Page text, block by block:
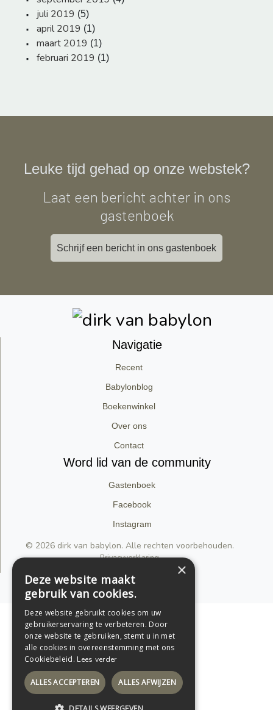
juli 2019 (5)
april 2019 (1)
maart 2019 (1)
februari 2019 (1)
Leuke tijd gehad op onze webstek?
Laat een bericht achter in ons
gastenboek
Schrijf een bericht in ons gastenboek
Navigatie
Recent
Babylonblog
Boekenwinkel
Over ons
Contact
Word lid van de community
Gastenboek
Facebook
Instagram
© 2026 dirk van babylon. Alle rechten voorbehouden.
Privacyverklaring
Support by Conversal
×
Deze website maakt
gebruik van cookies.
Deze website gebruikt cookies om uw
gebruikerservaring te verbeteren. Door
onze website te gebruiken, stemt u in met
alle cookies in overeenstemming met ons
Cookiebeleid. Lees verder
ALLES ACCEPTEREN ALLES AFWIJZEN